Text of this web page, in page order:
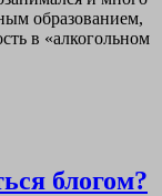
образованием,
в «алкогольном
блогом?